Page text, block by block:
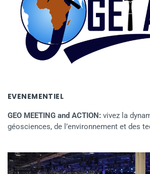
EVENEMENTIEL
GEO MEETING and ACTION: vivez la
géosciences, de l’environnement et des